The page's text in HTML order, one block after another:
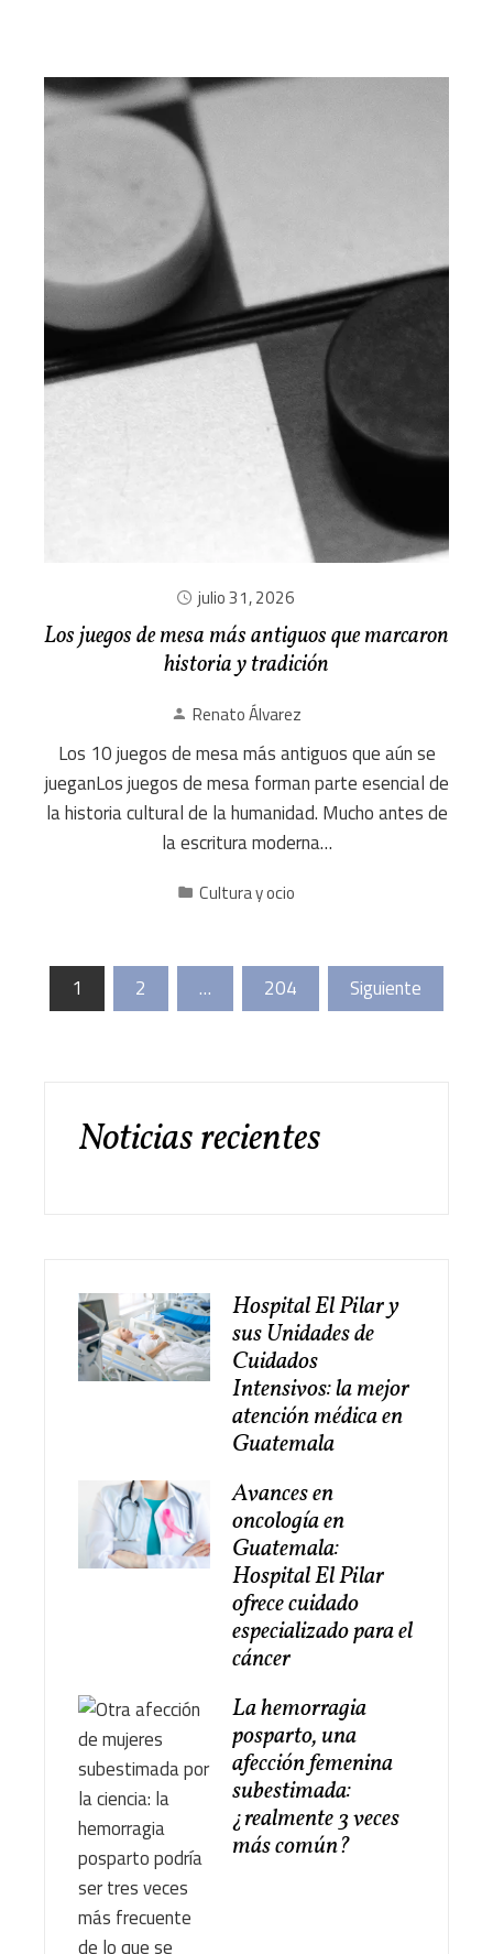
julio 31, 2026
Los juegos de mesa más antiguos que marcaron
historia y tradición
Renato Álvarez
Los 10 juegos de mesa más antiguos que aún se
jueganLos juegos de mesa forman parte esencial de
la historia cultural de la humanidad. Mucho antes de
la escritura moderna…
Cultura y ocio
Paginación
1 2 … 204 Siguiente
Noticias recientes
Hospital El Pilar y
sus Unidades de
Cuidados
Intensivos: la mejor
atención médica en
Guatemala
Avances en
oncología en
Guatemala:
Hospital El Pilar
ofrece cuidado
especializado para el
cáncer
La hemorragia
posparto, una
afección femenina
subestimada:
¿realmente 3 veces
más común?